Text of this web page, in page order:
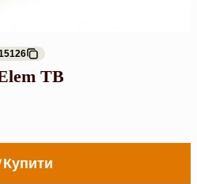
TB
Купити